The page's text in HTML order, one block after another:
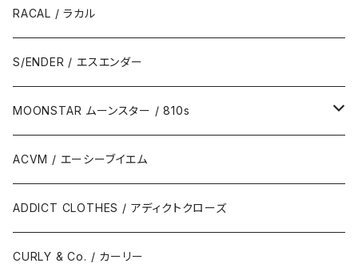
RACAL / ラカル
S/ENDER / エスエンダー
MOONSTAR ムーンスター / 810s
MOONSTAR / ムーンスター
810s / エイトテンス
ACVM / エーシーブイエム
ADDICT CLOTHES / アディクトクローズ
CURLY & Co. / カーリー